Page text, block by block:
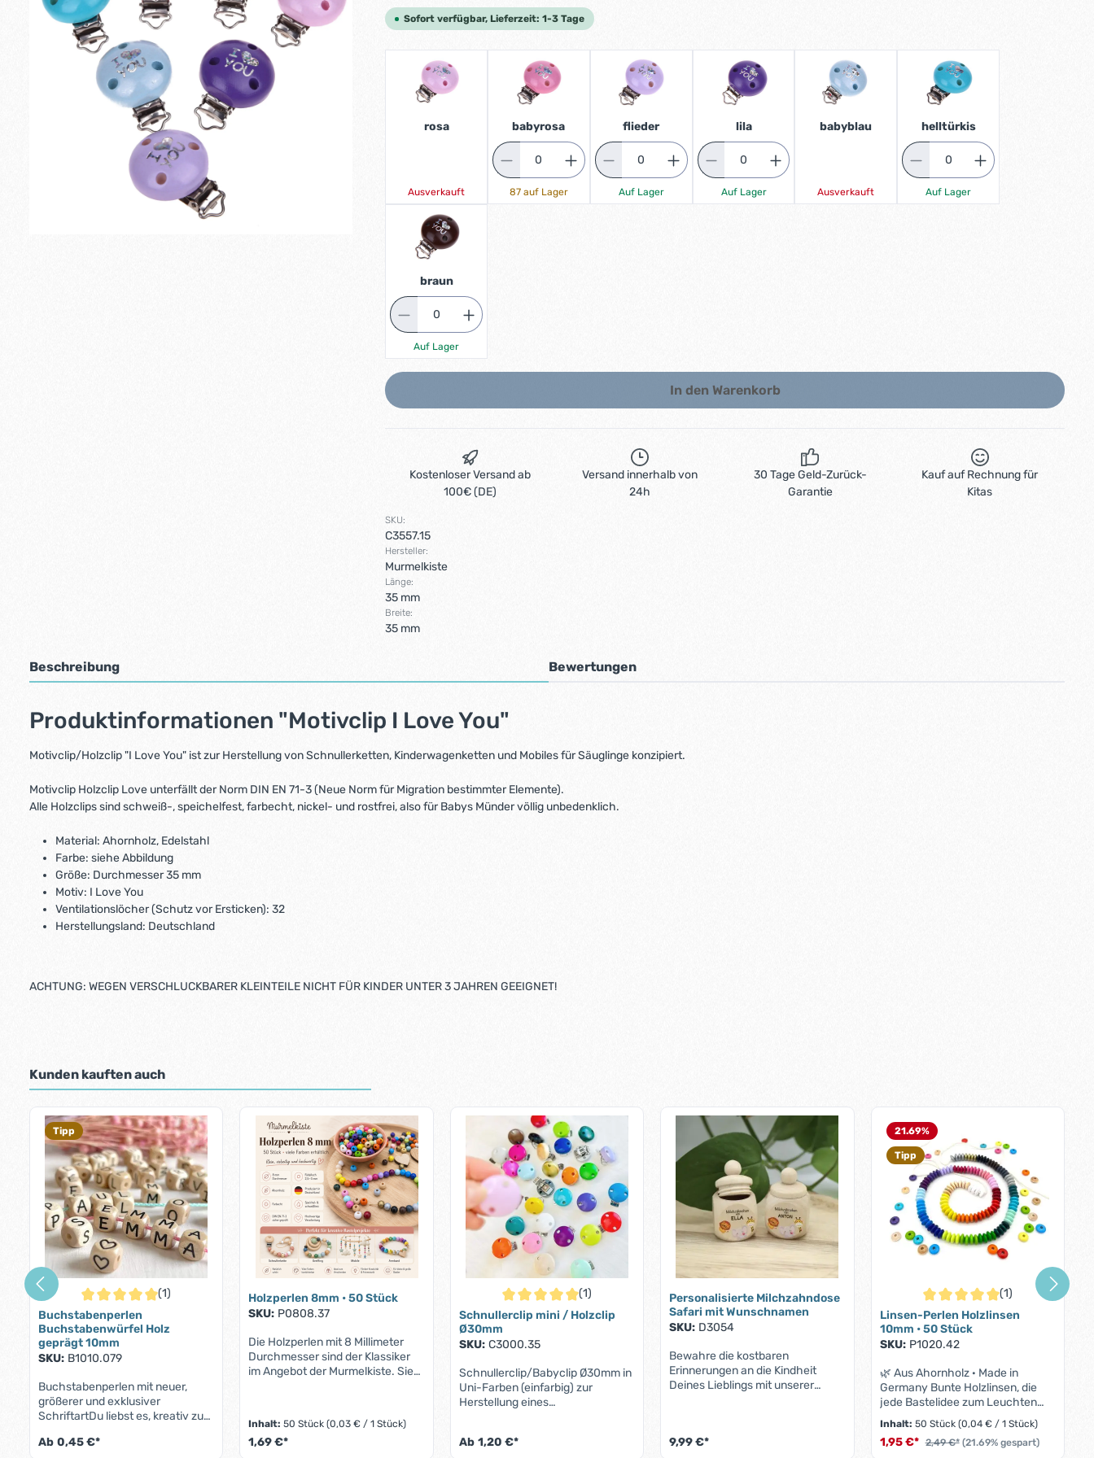
Sofort verfügbar, Lieferzeit: 1-3 Tage
rosa
Ausverkauft
babyrosa
87 auf Lager
flieder
Auf Lager
lila
Auf Lager
babyblau
Ausverkauft
helltürkis
Auf Lager
braun
Auf Lager
In den Warenkorb
Kostenloser Versand ab
100€ (DE)
Versand innerhalb von
24h
30 Tage Geld-Zurück-
Garantie
Kauf auf Rechnung für
Kitas
SKU:
C3557.15
Hersteller:
Murmelkiste
Länge:
35 mm
Breite:
35 mm
Beschreibung Bewertungen
Produktinformationen "Motivclip I Love You"
Motivclip/Holzclip "I Love You" ist zur Herstellung von Schnullerketten, Kinderwagenketten und Mobiles für Säuglinge konzipiert.
Motivclip Holzclip Love unterfällt der Norm DIN EN 71-3 (Neue Norm für Migration bestimmter Elemente).
Alle Holzclips sind schweiß-, speichelfest, farbecht, nickel- und rostfrei, also für Babys Münder völlig unbedenklich.
Material: Ahornholz, Edelstahl
Farbe: siehe Abbildung
Größe: Durchmesser 35 mm
Motiv: I Love You
Ventilationslöcher (Schutz vor Ersticken): 32
Herstellungsland: Deutschland
ACHTUNG: WEGEN VERSCHLUCKBARER KLEINTEILE NICHT FÜR KINDER UNTER 3 JAHREN GEEIGNET!
Kunden kauften auch
Produktgalerie überspringen
Tipp
Durchschnittliche Bewertung von 5 von 5 Sternen
(1)
Buchstabenperlen
Buchstabenwürfel Holz
geprägt 10mm
SKU: B1010.079
Buchstabenperlen mit neuer,
größerer und exklusiver
SchriftartDu liebst es, kreativ zu
zu gestalten? Dann sind diese
Ab 0,45 €*
Holzperlen 8mm • 50 Stück
SKU: P0808.37
Die Holzperlen mit 8 Millimeter
Durchmesser sind der Klassiker
im Angebot der Murmelkiste. Sie
Schnullerketten,
Kinderwagenketten und Mobiles
Inhalt:50 Stück(0,03 € / 1 Stück)
1,69 €*
Durchschnittliche Bewertung von 5 von 5 Sternen
(1)
Schnullerclip mini / Holzclip
Ø30mm
SKU: C3000.35
Schnullerclip/Babyclip Ø30mm in
Uni-Farben (einfarbig) zur
Herstellung eines
12586 und DIN EN 71Clips (extra
Ab 1,20 €*
Personalisierte Milchzahndose
Safari mit Wunschnamen
SKU: D3054
Bewahre die kostbaren
Erinnerungen an die Kindheit
Deines Lieblings mit unserer
mit ihren kompakten Maßen von
9,99 €*
21.69%
Tipp
Durchschnittliche Bewertung
(1)
Linsen-Perlen Holzlinsen
10mm • 50 Stück
SKU: P1020.42
🌿 Aus Ahornholz · Made in
Germany Bunte Holzlinsen, die
jede Bastelidee zum Leuchten
bringen 50 flache Linsenperlen
mit 10 mm Durchmesser –
speichelfest, farbecht und in über
Inhalt: 50 Stück (0,04 € / 1 Stück)
1,95 €* 2,49 €* (21.69% gespart)